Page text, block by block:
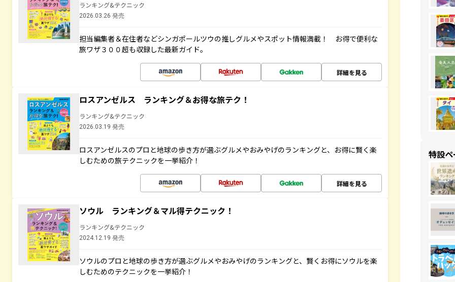
ランキング&テクニック
2026.03.26 発売
担当編集者＆在住者などシンガポールツウの推しグルメやスポット情報満載！ お得で便利な
旅ワザ３００超も収録した最新ガイド。
詳細を見る
ロスアンゼルス ランキング＆お得な旅テク！
ランキング&テクニック
2026.03.19 発売
ロスアンゼルスのプロと地球の歩き方が選ぶグルメやおみやげのランキングと、お得に賢く楽
しむための旅テクニックを一挙紹介！
詳細を見る
ソウル ランキング＆マル得テクニック！
ランキング&テクニック
2024.12.19 発売
ソウルのプロと地球の歩き方が選ぶグルメやおみやげのランキングと、賢くお得にソウルを楽
しむためのテクニックを一挙紹介！
特設